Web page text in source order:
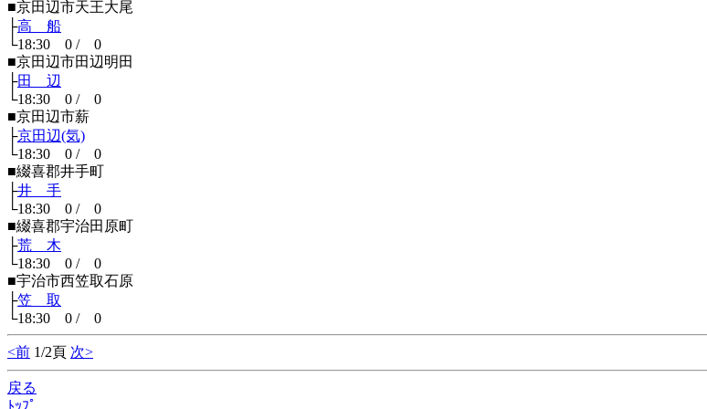
■京田辺市天王大尾
├高 船
└18:30 0 / 0
■京田辺市田辺明田
├田 辺
└18:30 0 / 0
■京田辺市薪
├京田辺(気)
└18:30 0 / 0
■綴喜郡井手町
├井 手
└18:30 0 / 0
■綴喜郡宇治田原町
├荒 木
└18:30 0 / 0
■宇治市西笠取石原
├笠 取
└18:30 0 / 0
<前 1/2頁 次>
戻る
ﾄｯﾌﾟ